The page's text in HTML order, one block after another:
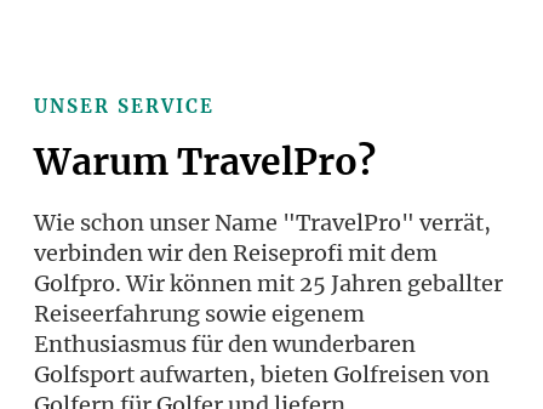
UNSER SERVICE
Warum TravelPro?
Wie schon unser Name "TravelPro" verrät,
verbinden wir den Reiseprofi mit dem
Golfpro. Wir können mit 25 Jahren geballter
Reiseerfahrung sowie eigenem
Enthusiasmus für den wunderbaren
Golfsport aufwarten, bieten Golfreisen von